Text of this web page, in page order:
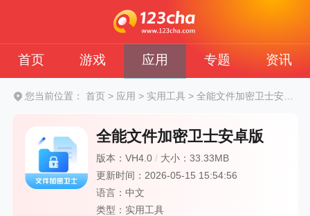
首页 游戏 应用 专题 资讯
您当前位置： 首页 > 应用 > 实用工具 >全能文件加密卫士安卓版
全能文件加密卫士安卓版
版本：VH4.0/ 大小：33.33MB
更新时间：2026-05-15 15:54:56
语言：中文
类型：实用工具